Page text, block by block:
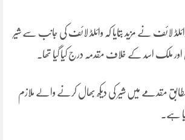
لائف نے مزید بتایا کہ وائلڈ لائف کی جانب سے شیر
ملک اسد کے خلاف مقدمہ درج کیا گیا تھا۔
مقدمے میں شیر کی دیکھ بھال کرنے والے ملازم
ہے۔